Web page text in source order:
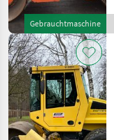
Gebrauchtmaschine